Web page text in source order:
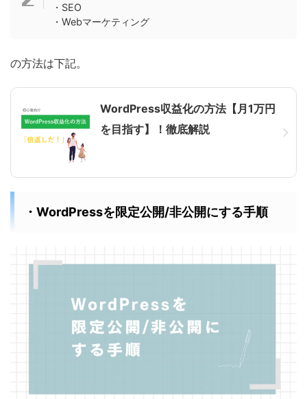
・SEO
・Webマーケティング
の方法は下記。
WordPress収益化の方法【月1万円
を目指す】！徹底解説
・WordPressを限定公開/非公開にする手順